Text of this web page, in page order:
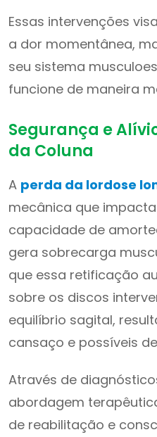
Essas intervenções
a dor momentânea,
seu sistema
funcione de maneira
Segurança e
da Coluna
A perda da lordose
mecânica que
capacidade de
gera sobrecarga
que essa retificação
sobre os discos
equilíbrio sagital,
cansaço e possíveis
Através de
abordagem
de reabilitação e